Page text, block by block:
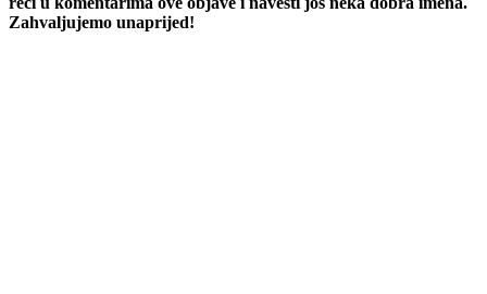
Zahvaljujemo unaprijed!